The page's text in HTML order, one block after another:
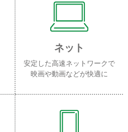
ネット
安定した高速ネットワークで
映画や動画などが快適に